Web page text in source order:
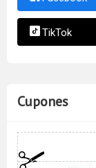
TikTok
Cupones